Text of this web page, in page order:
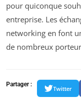
pour quiconque
entreprise. Les
networking en font
de nombreux
Partager :
Twitter